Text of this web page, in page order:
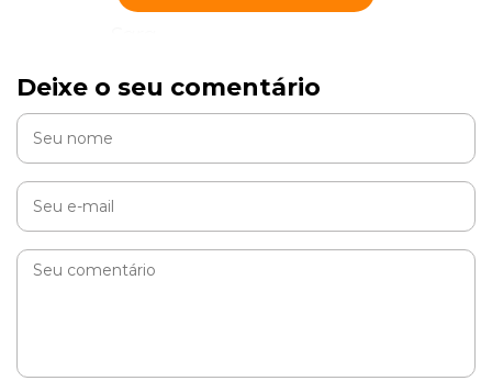
Olá temos um cachorrinho vira lata peludo branco,queria
saber quantas vezes devo alimenta_lo pois é um filhote
Oi Sara, como vai? Deixarei aqui umconteúdoque
Deixe o seu comentário